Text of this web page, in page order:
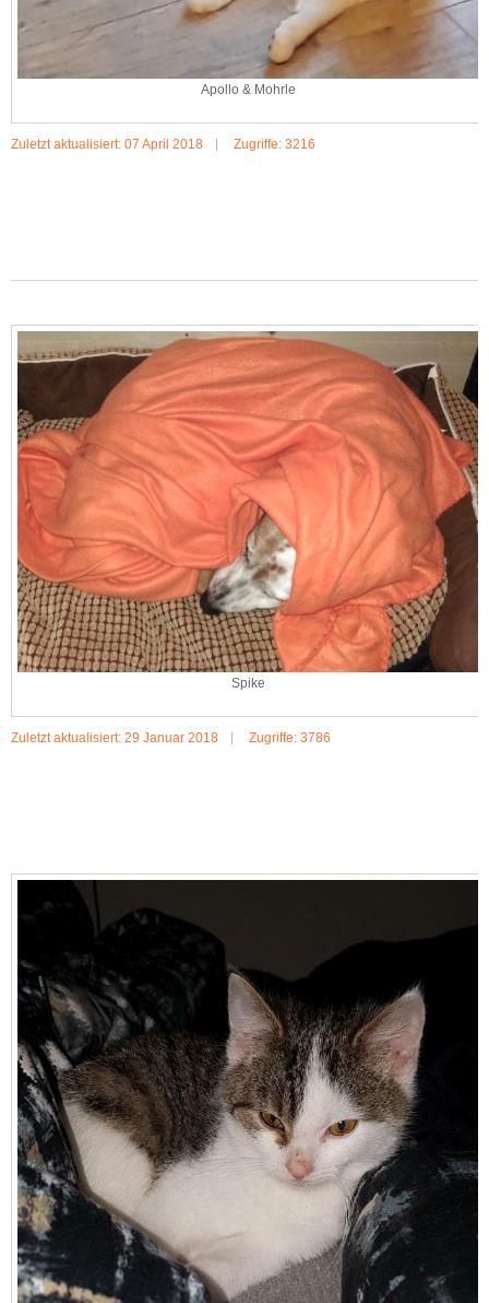
Apollo & Mohrle
Zuletzt aktualisiert: 07 April 2018 Zugriffe: 3216
Spike
Zuletzt aktualisiert: 29 Januar 2018 Zugriffe: 3786